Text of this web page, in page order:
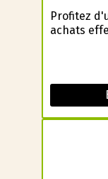
Profitez
achats